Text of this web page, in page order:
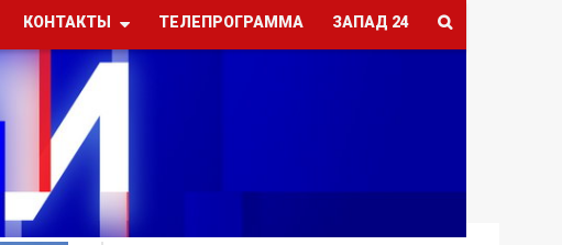
КОНТАКТЫ ТЕЛЕПРОГРАММА ЗАПАД 24